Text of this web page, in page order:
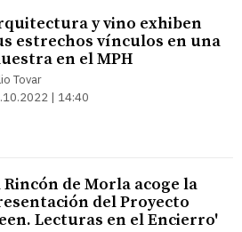
y vino exhiben
estrechos vínculos en una
en el MPH
Tovar
| 14:40
Rincón de Morla acoge la
del Proyecto
Lecturas en el Encierro'